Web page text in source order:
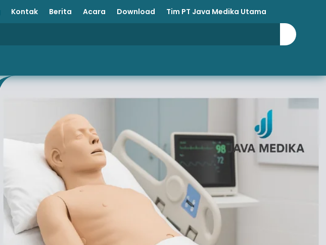
Kontak Berita Acara Download Tim PT Java Medika Utama